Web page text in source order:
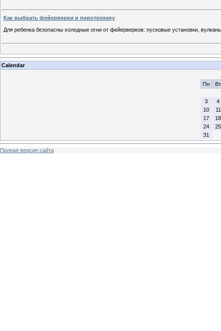
Как выбрать фейерверки и пиротехнику
Для ребенка безопасны холодные огни от фейерверков: пусковые установки,
Calendar
Пн
Вт
3
4
10
11
17
18
24
25
31
Полная версия сайта